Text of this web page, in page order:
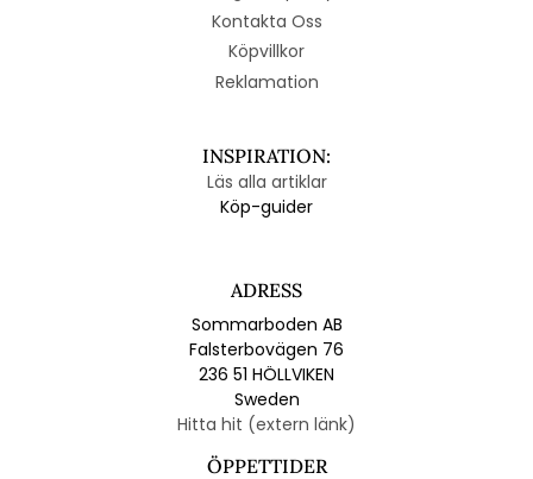
Kontakta Oss
Köpvillkor
Reklamation
INSPIRATION:
Läs alla artiklar
Köp-guider
ADRESS
Sommarboden AB
Falsterbovägen 76
236 51 HÖLLVIKEN
Sweden
Hitta hit (extern länk)
ÖPPETTIDER